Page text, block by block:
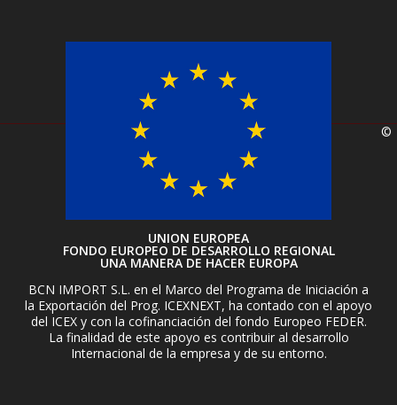
UNION EUROPEA
FONDO EUROPEO DE DESARROLLO REGIONAL
UNA MANERA DE HACER EUROPA
BCN IMPORT S.L. en el Marco del Programa de Iniciación a
la Exportación del Prog. ICEXNEXT, ha contado con el apoyo
del ICEX y con la cofinanciación del fondo Europeo FEDER.
La finalidad de este apoyo es contribuir al desarrollo
Internacional de la empresa y de su entorno.
©